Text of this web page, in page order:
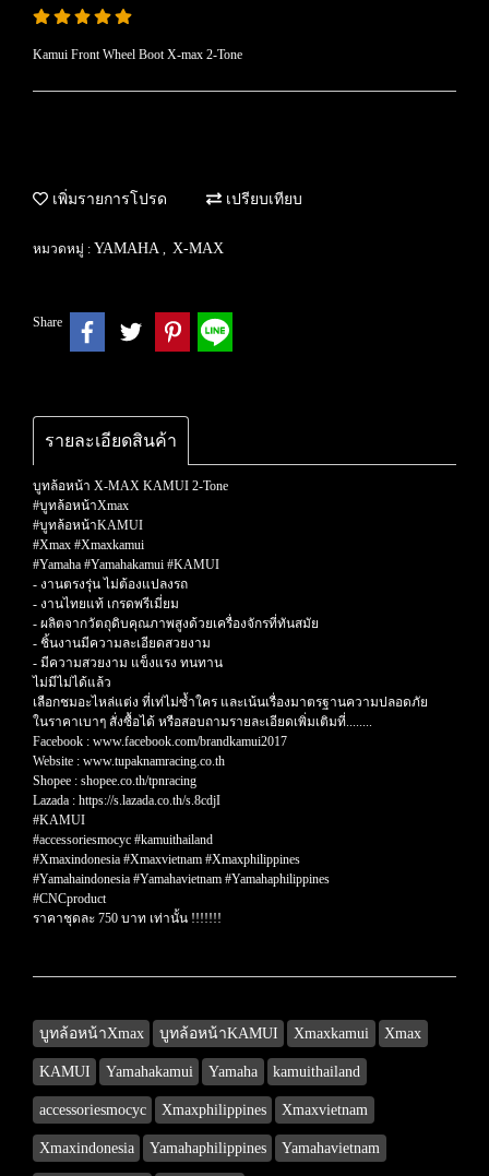
Kamui Front Wheel Boot X-max 2-Tone
เพิ่มรายการโปรด เปรียบเทียบ
หมวดหมู่ : YAMAHA , X-MAX
Share
รายละเอียดสินค้า
บูทล้อหน้า X-MAX KAMUI 2-Tone
#บูทล้อหน้าXmax
#บูทล้อหน้าKAMUI
#Xmax #Xmaxkamui
#Yamaha #Yamahakamui #KAMUI
- งานตรงรุ่น ไม่ต้องแปลงรถ
- งานไทยแท้ เกรดพรีเมี่ยม
- ผลิตจากวัตถุดิบคุณภาพสูงด้วยเครื่องจักรที่ทันสมัย
- ชิ้นงานมีความละเอียดสวยงาม
- มีความสวยงาม แข็งแรง ทนทาน
ไม่มีไม่ได้แล้ว
เลือกชมอะไหล่แต่ง ที่เท่ไม่ซ้ำใคร และเน้นเรื่องมาตรฐานความปลอดภัย
ในราคาเบาๆ สั่งซื้อได้ หรือสอบถามรายละเอียดเพิ่มเติมที่........
Facebook : www.facebook.com/brandkamui2017
Website : www.tupaknamracing.co.th
Shopee : shopee.co.th/tpnracing
Lazada : https://s.lazada.co.th/s.8cdjI
#KAMUI
#accessoriesmocyc #kamuithailand
#Xmaxindonesia #Xmaxvietnam #Xmaxphilippines
#Yamahaindonesia #Yamahavietnam #Yamahaphilippines
#CNCproduct
ราคาชุดละ 750 บาท เท่านั้น !!!!!!!
บูทล้อหน้าXmax บูทล้อหน้าKAMUI Xmaxkamui Xmax
KAMUI Yamahakamui Yamaha kamuithailand
accessoriesmocyc Xmaxphilippines Xmaxvietnam
Xmaxindonesia Yamahaphilippines Yamahavietnam